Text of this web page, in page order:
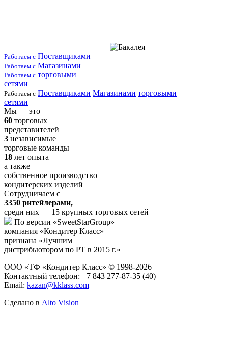
Работаем с Поставщиками
Работаем с Магазинами
Работаем с торговыми
сетями
Работаем с Поставщиками Магазинами торговыми
сетями
Мы — это
60 торговых
представителей
3 независимые
торговые команды
18 лет опыта
а также
собственное производство
кондитерских изделий
Сотрудничаем с
3350 ритейлерами,
среди них — 15 крупных торговых сетей
По версии «SweetStarGroup»
компания «Кондитер Класс»
признана «Лучшим
дистрибьютором по РТ в 2015 г.»
ООО «ТФ «Кондитер Класс» © 1998-2026
Контактный телефон: +7 843 277-87-35 (40)
Email: kazan@kklass.com
Сделано в Alto Vision